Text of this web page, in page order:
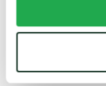
Mag het wat meer
voor u! We zien